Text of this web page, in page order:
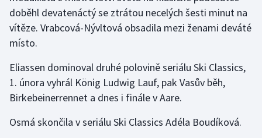
Golf
Gymnastika
Jezdectví
Judo
doběhl devatenáctý se ztrátou necelých šesti minut na
vítěze. Vrabcová-Nývltová obsadila mezi ženami deváté
místo.
Eliassen dominoval druhé polovině seriálu Ski Classics,
1. února vyhrál König Ludwig Lauf, pak Vasův běh,
Birkebeinerrennet a dnes i finále v Aare.
Osmá skončila v seriálu Ski Classics Adéla Boudíková.